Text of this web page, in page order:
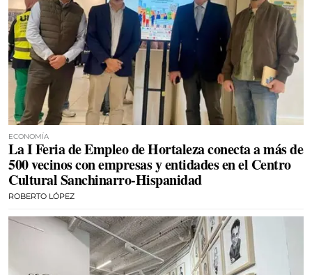
ECONOMÍA
La I Feria de Empleo de Hortaleza conecta a más de
500 vecinos con empresas y entidades en el Centro
Cultural Sanchinarro-Hispanidad
ROBERTO LÓPEZ